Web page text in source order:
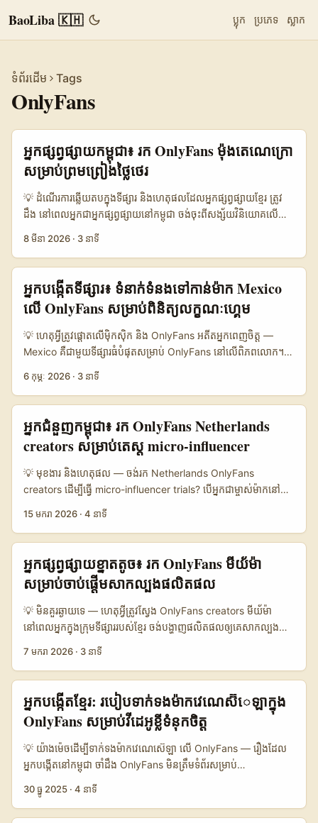
BaoLiba 🇰🇭 ប្លុក ប្រភេទ ស្លាក
ទំព័រដើម Tags
OnlyFans
អ្នកផ្សព្វផ្សាយ​កម្ពុជា៖ រក OnlyFans ម៉ុងតេណេក្រោ
សម្រាប់ព្រមព្រៀងថ្លៃថេរ
💡 ដំណើរការឆ្លើយតបក្នុងទីផ្សារ និងហេតុផលដែលអ្នកផ្សព្វផ្សាយខ្មែរ ត្រូវ
ដឹង នៅពេលអ្នកជា​អ្នកផ្សព្វផ្សាយនៅ​កម្ពុជា ចង់ចុះពីសង្ស័យវិនិយោគលើ
ក្រោមិនសាមញ្ញ — តែមានវិធីចាស់ទុំទំនើបដែលអាចសម្រួលការទំនាក់ទំនង
និងបញ្ជាក់លទ្ធភាព ROI ពីសំណាក់ការទូទាត់ថ្លៃថេរ។ នៅកម្រិតសាកល អ្នក
បង្កើត OnlyFans អតិបរមាអាចរកថវិកាជាច្រើនស្អិត (រាយការណ៍
បង្ហាញពីជួរចំណូល R190.000 ទៅ R1.900.000 ក្នុងមួយខែ) — នេះ
បង្ហាញថាមានទន្សាយវាស់សម្រាប់ការផ្សព្វផ្សាយជាប់លក់ និងផលិតផល។
ការយល់ដឹងពីខ្សែពាណិជ្ជកម្ម, គោលការណ៍ពន្ធ (ប្រភេទចំណូលដែលត្រូវរាយ
ការណ៍) និងការទំនាក់ទំនងផ្ទាល់ជាមួយ creator គឺសំខាន់។ ទាំងនេះយើង
នឹងរៀបចំជា​ជំហានអនុវត្តន៍ និងឧបករណ៍ពាក់ព័ន្ធសម្រាប់អ្នកក្នុងទំព័រខាង
Option B Option C 👥 Monthly Active 6.000 1.200 3.500
💰 Avg Creator Income R190.000 R350.000 R1.900.000
📈 Conversion Rate 4% 9% 12% 🧾 Tax / Compliance Risk
Medium High Low ⚖️ Ease of Contact Direct DM/Email
Agency intermediaries Event / Expo meetups តារាងនេះបង្ហាញ
ភាពខុសគ្នាជាមូលផ្សំចម្បង: Option A គឺជាតម្លៃមធ្យមដែលជាក្រុមអ្នក
niche, និង Option C សម្រាប់ top-performers ដែលមាន
conversion ខ្ពស់ជាមួយហានិភ័យពន្ធតិច។ ចំណុចសំខាន់ — ការទទួល
ស្គាល់តម្លៃជាដើម (income ranges) និងផ្លូវទំនាក់ទំនងនឹងកំណត់ថាអ្នក
គួរជ្រើសយកការទូទាត់ថ្លៃថេរ ឬប្រភេទកិច្ចសន្យាផ្សេងទៀត។ ...
8 មីនា 2026 · 3 នាទី
អ្នកបង្កើតទីផ្សារ៖ ទំនាក់ទំនងទៅកាន់ម៉ាក Mexico
លើ OnlyFans សម្រាប់ពិនិត្យលក្ខណៈហ្គេម
💡 ហេតុអ្វីត្រូវផ្តោតលើម៉ិកស៊ិក និង OnlyFans អតីតអ្នកពេញចិត្ត —
Mexico គឺជា​មួយ​ទីផ្សារធំបំផុតសម្រាប់ OnlyFans នៅលើពិភពលោក។
ឡើង 19.12% (290.86 លានដុល្លារ) និងអត្រាចំណាយប្រចាំថ្ងៃជិត
content ស៊េរី, beta tests, និង previews សម្រាប់លក្ខណៈហ្គេមថ្មីៗ។
សម្រាប់អ្នកបង្កើតនៅកម្ពុជា ហេតុផលពិសេសរួមមាន៖ - ម៉ាក Mexico
ចំណាយខ្លាំងលើ content subscription — វាជាក្រុមដែលគួរយកចិត្តទុក
ទុកសម្រាប់ pitch ម្ហូបពិសេស។ - OnlyFans ទំនងជាកន្លែងពិសេស
សម្រាប់ gated previews, paid betas និង adult-adjacent
promotion ដែលម៉ាកអាចប្រើដើម្បីពិនិត្យប្រតិកម្មអតិថិជន។ - ធ្វើ
outreach ពីកម្ពុជា ទាមទារសមត្ថភាពភាសា, localized value
propositions និង proof-of-performance ដែលដាក់តម្លៃ។ ...
6 កុម្ភៈ 2026 · 3 នាទី
អ្នកជំនួញកម្ពុជា៖ រក OnlyFans Netherlands
creators សម្រាប់តេស្ត micro-influencer
💡 មុខងារ និងហេតុផល — ចង់រក Netherlands OnlyFans
creators ដើម្បីធ្វើ micro-influencer trials? បើអ្នកជាម្ចាស់ម៉ាកនៅ
context: ច្បាប់ក្រុមហ៊ុន, image risk, ការមិនដឹងពីភាពសមស្រប
នៃcontent និងការទំនាក់ទំនងយ៉ាងត្រឹមត្រូវ។ ក្នុងឆ្នាំ 2026 មានសន្ទស្សន៍
អំពីការត្រួតពិនិត្យនិងការការពារ platform ដែលជាព័ត៌មានសំខាន់សម្រាប់
បានដឹង: មានករណី OnlyFans កំពុងមានការពិភាក្សាអំពីការពង្រឹង
verification និង security ដែលស្នើនៅប្រទេសផ្សេងៗ — រឿងនេះត្រូវ
បានរាយការណ៍នៅក្នុងកែសម្រួលព័ត៌មានសារព័ត៌មាន និង report របស់
ប្រទេសអឺរ៉ុប (យោងពី Strategies_fr និង franceinfo)។ ដូច្នេះ
advertiser ត្រូវមាន playbook សាមញ្ញ ដើម្បីផ្អែកលើជំហានដែលមាន
objective (KPI) សម្រាប់ trial — conversion, feedback, UGC,
reach។ - ស្វែងរក creators តាមកម្រិត (micro 5k–50k) ដើម្បីទទួល
ROI ល្អ។ - ត្រួតពិនិត្យប្រវត្តិ និង content alignment (policy,
image, tone) — ប្រើ tools និង human review។ ...
15 មករា 2026 · 4 នាទី
អ្នកផ្សព្វផ្សាយខ្នាតតូច​៖ រក OnlyFans មីយ័ម៉ា
សម្រាប់ចាប់ផ្តើមសាកល្បងផលិតផល
💡 មិនគួរឆ្ងាយទេ — ហេតុអ្វីត្រូវស្វែង OnlyFans creators មីយ័ម៉ា
នៅពេលអ្នកក្នុងក្រុមទីផ្សាររបស់ខ្មែរ ចង់បង្ហាញផលិតផលឲ្យគេសាកល្បង
ប៉ុន្តា៖ មានការព្រួយបារម្ភពី​ករណីអំពើហិង្សា និង exploitation ដែលបាន
រាយការណ៍នៅលើពិភពលោក (យោងពីការស្រាវជ្រាវ Ankura និងរបាយ
ការណ៍អន្តរជាតិដែលបានរៀបរាប់ពីបញ្ហាភាពជោគជ័យនៅលើ OnlyFans)
— អ្នកប្រកបដោយនៅតែចង់រក creators មីយ័ម៉ា សម្រាប់ micro trials
ត្រូវមានផែនការ​ច្បាស់ និងការពារពីហានិភ័យ។ សេចក្តីផ្គុំតម្រូវ៖ អ្នកក្រុមចាំ
បាច់យល់ពី context ទីផ្សារ មេធាវីនាំចេញ (platform behavior), និង
real-world safety signals (ឧ. ករណីជួយផ្តល់ជូនឬការបង្ហោះលុយក៏
ត្រូវបានរាយការណ៍)។ នេះមិនមែនសូមចាំបាច់ឲ្យអ្នកបោះបង់ — ប៉ុន្តែ
7 មករា 2026 · 3 នាទី
អ្នកបង្កើតខ្មែរ: របៀបទាក់ទងម៉ាកវេណេស៊៊េឡាក្នុង
OnlyFans សម្រាប់វីដេអូខ្លីទំនុកចិត្ត
💡 យ៉ាងម៉េចដើម្បីទាក់ទងម៉ាកវេណេស៊េឡា លើ OnlyFans — រឿងដែល
អ្នកបង្កើតនៅកម្ពុជា ចាំដឹង OnlyFans មិនត្រឹមទំព័រសម្រាប់
សាកល្បងជាមួយសំឡេងនិងរូបភាពពិសេស។ បើអ្នកចង់ធ្វើវីដេអូខ្លីមានសញ្ញា
30 ធ្នូ 2025 · 4 នាទី